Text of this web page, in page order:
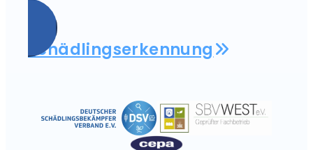
Schädlingserkennung